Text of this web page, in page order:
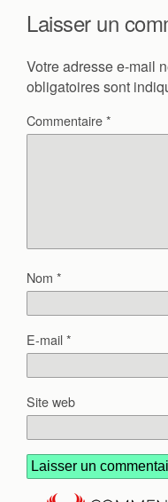
Laisser un
Votre adresse e-mail
obligatoires sont
Commentaire*
Nom *
E-mail*
Site web